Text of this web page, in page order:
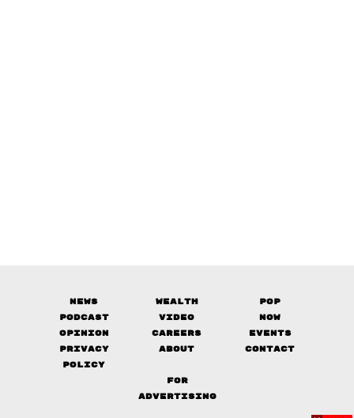
News Wealth
Pop
Podcast
Video
Now
Opinion
Careers
Events
Privacy
Policy
About Contact
FOR
ADVERTISING